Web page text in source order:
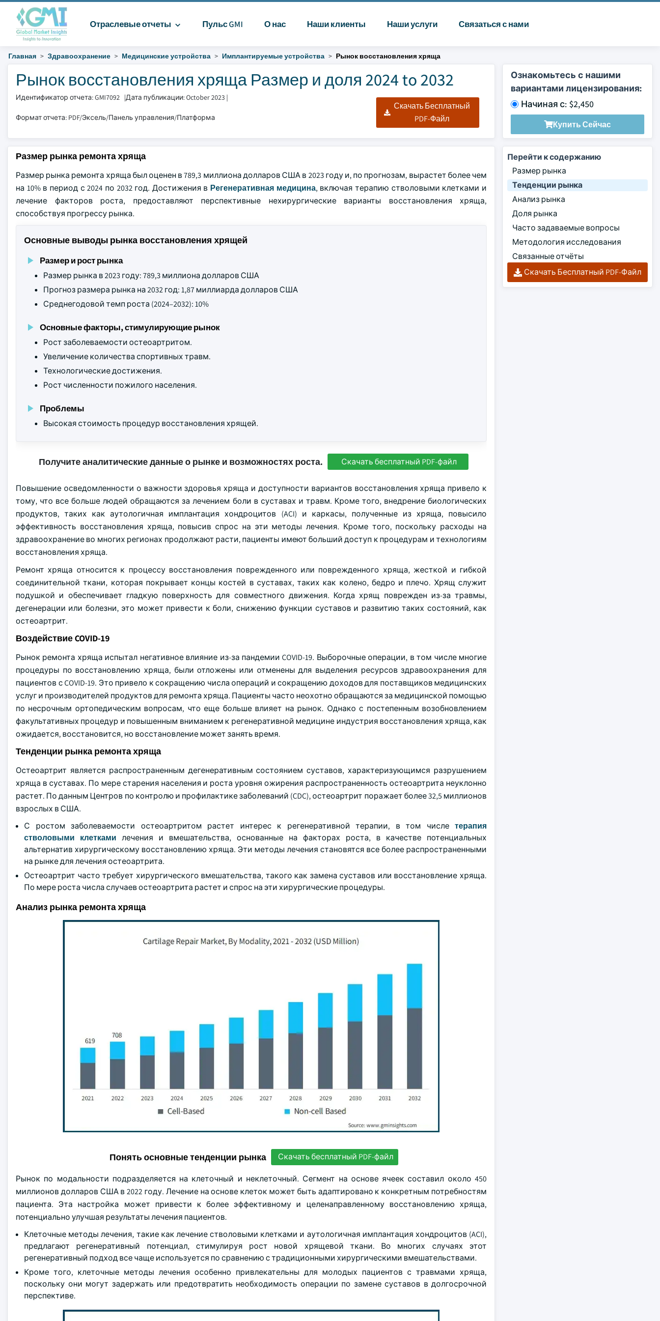
Отраслевые отчеты Пульс GMI О нас Наши клиенты Наши услуги Связаться с нами
Главная Здравоохранение Медицинские устройства Имплантируемые устройства Рынок восстановления хряща
Рынок восстановления хряща Размер и доля 2024 to 2032
Идентификатор отчета: GMI7092 |Дата публикации: October 2023 |
Формат отчета: PDF/Эксель/Панель управления/Платформа
Скачать Бесплатный
PDF-Файл
Ознакомьтесь с нашими
вариантами лицензирования:
Начиная с: $2,450
Купить Сейчас
Размер рынка ремонта хряща
Размер рынка ремонта хряща был оценен в 789,3 миллиона долларов США в 2023 году и, по прогнозам, вырастет более чем
на 10% в период с 2024 по 2032 год. Достижения в Регенеративная медицина, включая терапию стволовыми клетками и
лечение факторов роста, предоставляют перспективные нехирургические варианты восстановления хряща,
способствуя прогрессу рынка.
Основные выводы рынка восстановления хрящей
Размер и рост рынка
Размер рынка в 2023 году: 789,3 миллиона долларов США
Прогноз размера рынка на 2032 год: 1,87 миллиарда долларов США
Среднегодовой темп роста (2024–2032): 10%
Основные факторы, стимулирующие рынок
Рост заболеваемости остеоартритом.
Увеличение количества спортивных травм.
Технологические достижения.
Рост численности пожилого населения.
Проблемы
Высокая стоимость процедур восстановления хрящей.
Получите аналитические данные о рынке и возможностях роста. Скачать бесплатный PDF-файл
Повышение осведомленности о важности здоровья хряща и доступности вариантов восстановления хряща привело к
тому, что все больше людей обращаются за лечением боли в суставах и травм. Кроме того, внедрение биологических
продуктов, таких как аутологичная имплантация хондроцитов (ACI) и каркасы, полученные из хряща, повысило
эффективность восстановления хряща, повысив спрос на эти методы лечения. Кроме того, поскольку расходы на
здравоохранение во многих регионах продолжают расти, пациенты имеют больший доступ к процедурам и технологиям
восстановления хряща.
Ремонт хряща относится к процессу восстановления поврежденного или поврежденного хряща, жесткой и гибкой
соединительной ткани, которая покрывает концы костей в суставах, таких как колено, бедро и плечо. Хрящ служит
подушкой и обеспечивает гладкую поверхность для совместного движения. Когда хрящ поврежден из-за травмы,
дегенерации или болезни, это может привести к боли, снижению функции суставов и развитию таких состояний, как
остеоартрит.
Воздействие COVID-19
Рынок ремонта хряща испытал негативное влияние из-за пандемии COVID-19. Выборочные операции, в том числе многие
процедуры по восстановлению хряща, были отложены или отменены для выделения ресурсов здравоохранения для
пациентов с COVID-19. Это привело к сокращению числа операций и сокращению доходов для поставщиков медицинских
услуг и производителей продуктов для ремонта хряща. Пациенты часто неохотно обращаются за медицинской помощью
по несрочным ортопедическим вопросам, что еще больше влияет на рынок. Однако с постепенным возобновлением
факультативных процедур и повышенным вниманием к регенеративной медицине индустрия восстановления хряща, как
ожидается, восстановится, но восстановление может занять время.
Тенденции рынка ремонта хряща
Остеоартрит является распространенным дегенеративным состоянием суставов, характеризующимся разрушением
хряща в суставах. По мере старения населения и роста уровня ожирения распространенность остеоартрита неуклонно
растет. По данным Центров по контролю и профилактике заболеваний (CDC), остеоартрит поражает более 32,5 миллионов
взрослых в США.
С ростом заболеваемости остеоартритом растет интерес к регенеративной терапии, в том числе терапия
стволовыми клетками лечения и вмешательства, основанные на факторах роста, в качестве потенциальных
альтернатив хирургическому восстановлению хряща. Эти методы лечения становятся все более распространенными
на рынке для лечения остеоартрита.
Остеоартрит часто требует хирургического вмешательства, такого как замена суставов или восстановление хряща.
По мере роста числа случаев остеоартрита растет и спрос на эти хирургические процедуры.
Анализ рынка ремонта хряща
Понять основные тенденции рынка Скачать бесплатный PDF-файл
Рынок по модальности подразделяется на клеточный и неклеточный. Сегмент на основе ячеек составил около 450
миллионов долларов США в 2022 году. Лечение на основе клеток может быть адаптировано к конкретным потребностям
пациента. Эта настройка может привести к более эффективному и целенаправленному восстановлению хряща,
потенциально улучшая результаты лечения пациентов.
Клеточные методы лечения, такие как лечение стволовыми клетками и аутологичная имплантация хондроцитов (ACI),
предлагают регенеративный потенциал, стимулируя рост новой хрящевой ткани. Во многих случаях этот
регенеративный подход все чаще используется по сравнению с традиционными хирургическими вмешательствами.
Кроме того, клеточные методы лечения особенно привлекательны для молодых пациентов с травмами хряща,
поскольку они могут задержать или предотвратить необходимость операции по замене суставов в долгосрочной
перспективе.
Перейти к содержанию
Размер рынка
Тенденции рынка
Анализ рынка
Доля рынка
Часто задаваемые вопросы
Методология исследования
Связанные отчёты
Скачать Бесплатный PDF-Файл